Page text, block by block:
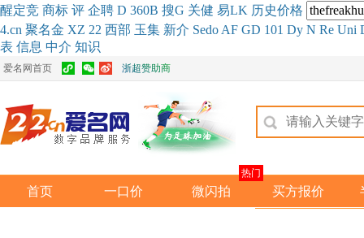
醒定竞 商标 评 企聘 D 360B 搜G 关健 易LK 历史价格
4.cn 聚名金 XZ 22 西部 玉集 新介 Sedo AF GD 101 Dy N Re Uni
表 信息 中介 知识